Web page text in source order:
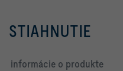
STIAHNUTIE
informácie o produkte